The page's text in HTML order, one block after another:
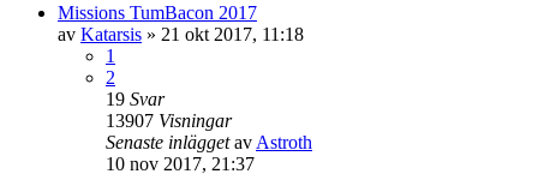
Missions TumBacon 2017
av Katarsis » 21 okt 2017, 11:18
1
2
19 Svar
13907 Visningar
Senaste inläggetav Astroth
10 nov 2017, 21:37